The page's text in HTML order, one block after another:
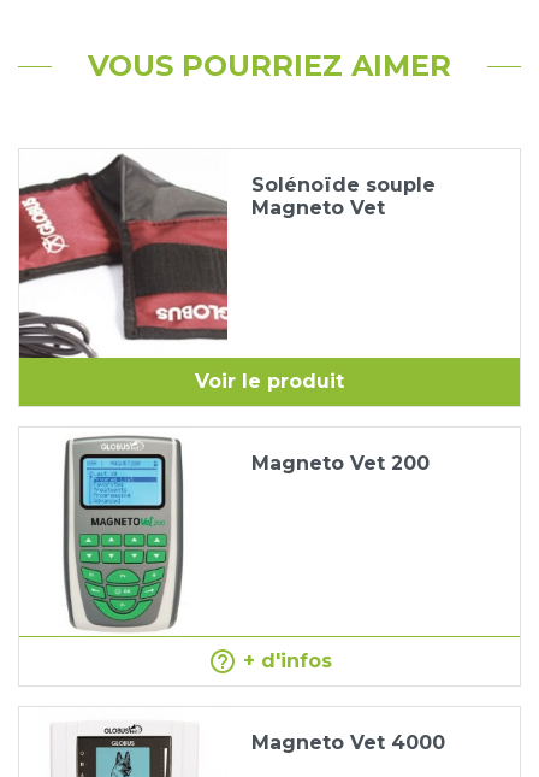
VOUS POURRIEZ AIMER
Solénoïde souple
Magneto Vet
Voir le produit
Magneto Vet 200
help_outline + d'infos
Magneto Vet 4000